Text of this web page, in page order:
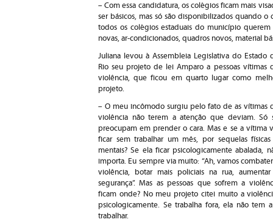
– Com essa candidatura, os colégios ficam mais
ser básicos, mas só são disponibilizados quando
todos os colégios estaduais do município
novas, ar-condicionados, quadros novos, material
Juliana levou à Assembleia Legislativa do Estado
Rio seu projeto de lei Amparo a pessoas vítimas
violência, que ficou em quarto lugar como
projeto.
– O meu incômodo surgiu pelo fato de as vítimas
violência não terem a atenção que deviam. Só
preocupam em prender o cara. Mas e se a vítima
ficar sem trabalhar um mês, por sequelas
mentais? Se ela ficar psicologicamente abalada,
importa. Eu sempre via muito: “Ah, vamos
violência, botar mais policiais na rua,
segurança”. Mas as pessoas que sofrem a
ficam onde? No meu projeto citei muito a
psicologicamente. Se trabalha fora, ela não
trabalhar.